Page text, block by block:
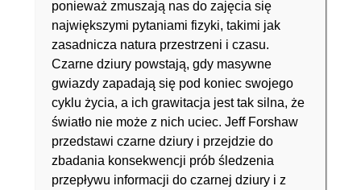
ponieważ zmuszają nas do zajęcia się
największymi pytaniami fizyki, takimi jak
zasadnicza natura przestrzeni i czasu.
Czarne dziury powstają, gdy masywne
gwiazdy zapadają się pod koniec swojego
cyklu życia, a ich grawitacja jest tak silna, że
światło nie może z nich uciec. Jeff Forshaw
przedstawi czarne dziury i przejdzie do
zbadania konsekwencji prób śledzenia
przepływu informacji do czarnej dziury i z